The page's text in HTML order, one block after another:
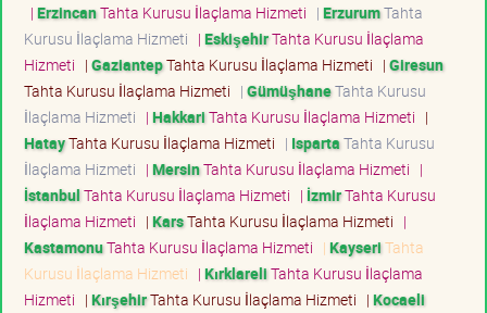
| ErzincanTahta Kurusu İlaçlama Hizmeti | ErzurumTahta
Kurusu İlaçlama Hizmeti | EskişehirTahta Kurusu İlaçlama
Hizmeti | GaziantepTahta Kurusu İlaçlama Hizmeti | Giresun
Tahta Kurusu İlaçlama Hizmeti | GümüşhaneTahta Kurusu
İlaçlama Hizmeti | HakkariTahta Kurusu İlaçlama Hizmeti |
HatayTahta Kurusu İlaçlama Hizmeti | IspartaTahta Kurusu
İlaçlama Hizmeti | MersinTahta Kurusu İlaçlama Hizmeti |
İstanbulTahta Kurusu İlaçlama Hizmeti | İzmirTahta Kurusu
İlaçlama Hizmeti | KarsTahta Kurusu İlaçlama Hizmeti |
KastamonuTahta Kurusu İlaçlama Hizmeti | KayseriTahta
Kurusu İlaçlama Hizmeti | KırklareliTahta Kurusu İlaçlama
Hizmeti | KırşehirTahta Kurusu İlaçlama Hizmeti | Kocaeli